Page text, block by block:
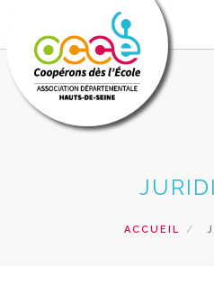
GERER SA COOPERATIVE
ACCUEIL